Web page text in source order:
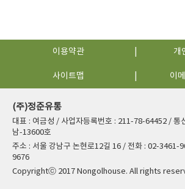
이용약관 개
사이트맵 이
(주)정준유통
대표 : 여금성 / 사업자등록번호 : 211-78-64452 / 통
남-13600호
주소 : 서울 강남구 논현로12길 16 / 전화 : 02-3461-
9676
Copyrightⓒ 2017 Nongolhouse. All rights